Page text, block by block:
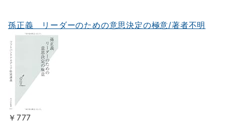
孫正義 リーダーのための意思決定の極意/著者不明
￥777